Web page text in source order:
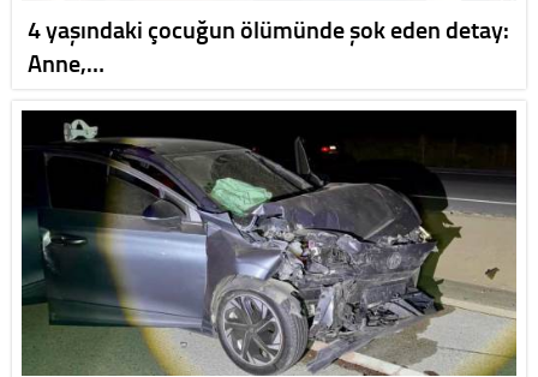
4 yaşındaki çocuğun ölümünde şok eden detay:
Anne,…